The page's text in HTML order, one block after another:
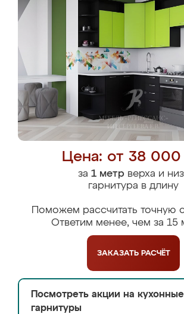
Цена: от 38
за 1 метрверха и
гарнитура в длину
Поможем рассчитать точную
Ответим менее, чем за 15
ЗАКАЗАТЬ РАСЧЁТ
Посмотреть акции на кухонные
гарнитуры